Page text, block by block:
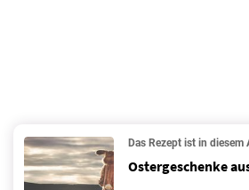
Das Rezept ist in
Ostergeschenke